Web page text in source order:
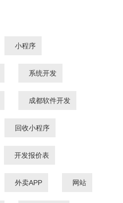
小程序
系统开发
成都软件开发
回收小程序
开发报价表
外卖APP 网站